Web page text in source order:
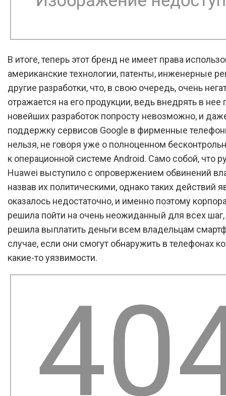
В итоге, теперь этот бренд не имеет права
американские технологии, патенты, инженерные
другие разработки, что, в свою очередь, очень
отражается на его продукции, ведь внедрять в
новейших разработок попросту невозможно, и
поддержку сервисов Google в фирменные
нельзя, не говоря уже о полноценном
к операционной системе Android. Само собой, что
Huawei выступило с опровержением обвинений
назвав их политическими, однако таких действий
оказалось недостаточно, и именно поэтому
решила пойти на очень неожиданный для всех шаг,
решила выплатить деньги всем владельцам
случае, если они смогут обнаружить в телефонах
какие-то уязвимости.